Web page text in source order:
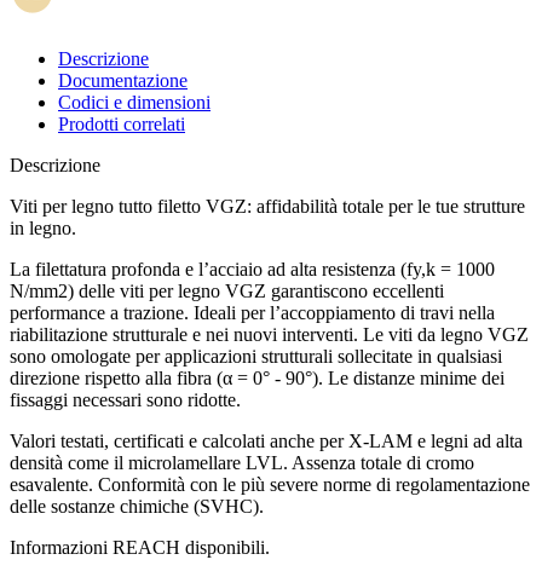
Descrizione
Documentazione
Codici e dimensioni
Prodotti correlati
Descrizione
Viti per legno tutto filetto VGZ: affidabilità totale per le tue strutture
in legno.
La filettatura profonda e l’acciaio ad alta resistenza (fy,k = 1000
N/mm2) delle viti per legno VGZ garantiscono eccellenti
performance a trazione. Ideali per l’accoppiamento di travi nella
riabilitazione strutturale e nei nuovi interventi. Le viti da legno VGZ
sono omologate per applicazioni strutturali sollecitate in qualsiasi
direzione rispetto alla fibra (α = 0° - 90°). Le distanze minime dei
fissaggi necessari sono ridotte.
Valori testati, certificati e calcolati anche perX-LAM e legni ad alta
densità come il microlamellare LVL. Assenza totale di cromo
esavalente. Conformità con le più severe norme di regolamentazione
delle sostanze chimiche (SVHC).
Informazioni REACH disponibili.